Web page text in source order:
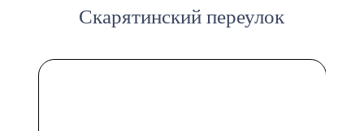
Скарятинский переулок